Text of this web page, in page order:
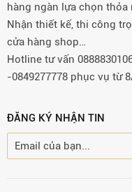
hàng ngàn lựa chọn thỏa
Nhận thiết kế, thi công
cửa hàng shop…
Hotline tư vấn
-0849277778 phục vụ từ
ĐĂNG KÝ NHẬN TIN